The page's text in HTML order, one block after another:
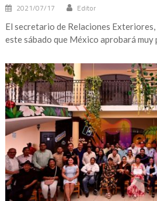
2021/07/17 Editor
El secretario de Relaciones
este sábado que México aprobará muy